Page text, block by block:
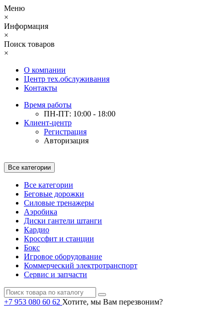
Меню
×
Информация
×
Поиск товаров
×
О компании
Центр тех.обслуживания
Контакты
Время работы
ПН-ПТ: 10:00 - 18:00
Клиент-центр
Регистрация
Авторизация
Все категории
Все категории
Беговые дорожки
Силовые тренажеры
Аэробика
Диски гантели штанги
Кардио
Кроссфит и станции
Бокс
Игровое оборудование
Коммерческий электротранспорт
Сервис и запчасти
+7 953 080 60 62 Хотите, мы Вам перезвоним?